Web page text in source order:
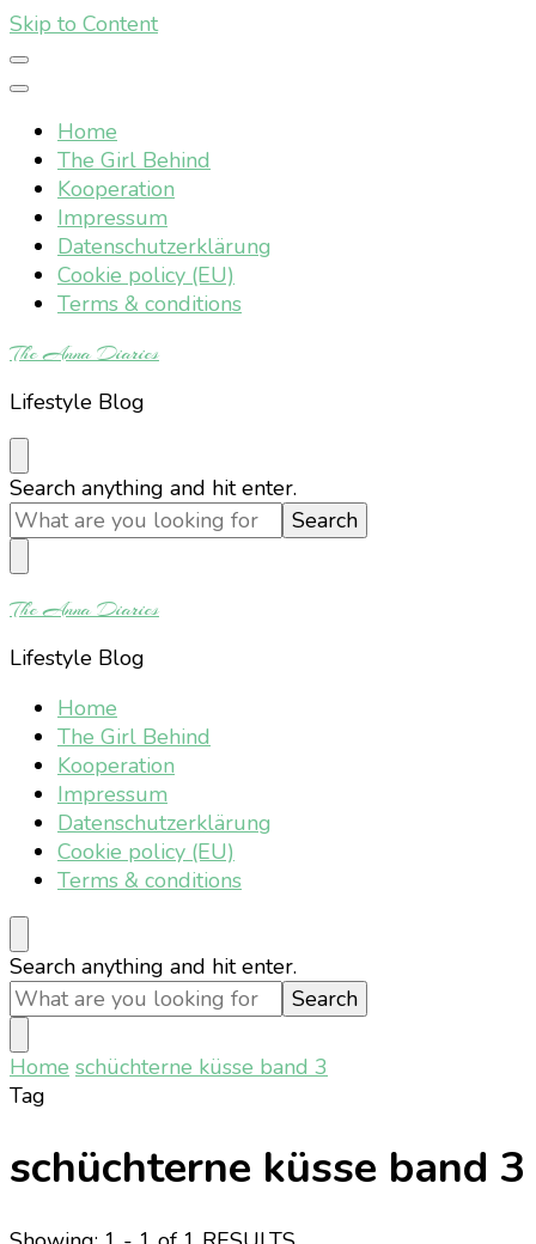
Skip to Content
Home
The Girl Behind
Kooperation
Impressum
Datenschutzerklärung
Cookie policy (EU)
Terms & conditions
The Anna Diaries
Lifestyle Blog
Looking
for
Something?
Search anything and hit enter.
The Anna Diaries
Lifestyle Blog
Home
The Girl Behind
Kooperation
Impressum
Datenschutzerklärung
Cookie policy (EU)
Terms & conditions
Looking
for
Something?
Search anything and hit enter.
Home schüchterne küsse band 3
Tag
schüchterne küsse band 3